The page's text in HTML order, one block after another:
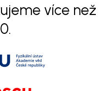
více než